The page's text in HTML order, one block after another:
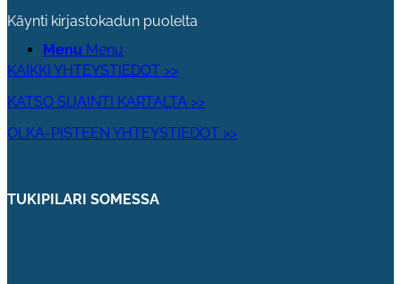
Menu Menu
Käynti kirjastokadun puolelta
KAIKKI YHTEYSTIEDOT >>
KATSO SIJAINTI KARTALTA >>
OLKA-PISTEEN YHTEYSTIEDOT >>
TUKIPILARI SOMESSA